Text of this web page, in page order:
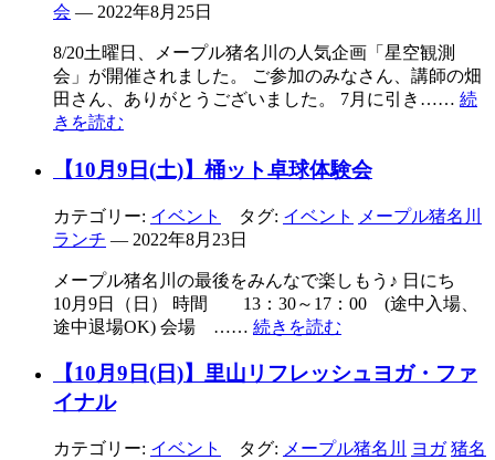
会 — 2022年8月25日
8/20土曜日、メープル猪名川の人気企画「星空観測
会」が開催されました。 ご参加のみなさん、講師の畑
田さん、ありがとうございました。 7月に引き…… 続
きを読む
【10月9日(土)】桶ット卓球体験会
カテゴリー: イベント タグ: イベント
メープル猪名川
ランチ — 2022年8月23日
メープル猪名川の最後をみんなで楽しもう♪ 日にち
10月9日（日） 時間 13：30～17：00 (途中入場、
途中退場OK) 会場 …… 続きを読む
【10月9日(日)】里山リフレッシュヨガ・ファ
イナル
カテゴリー: イベント タグ: メープル猪名川 ヨガ 猪名